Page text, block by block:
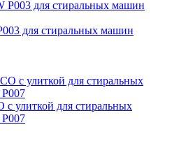
для стиральных машин
улиткой для стиральных